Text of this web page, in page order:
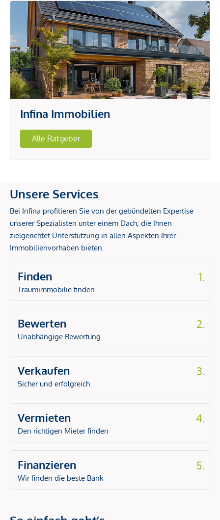
Infina Immobilien
Alle Ratgeber
Unsere Services
Bei Infina profitieren Sie von der gebündelten Expertise
unserer Spezialisten unter einem Dach, die Ihnen
zielgerichtet Unterstützung in allen Aspekten Ihrer
Immobilienvorhaben bieten.
Finden
Traumimmobilie finden
1.
Bewerten
Unabhängige Bewertung
2.
Verkaufen
Sicher und erfolgreich
3.
Vermieten
Den richtigen Mieter finden
4.
Finanzieren
Wir finden die beste Bank
5.